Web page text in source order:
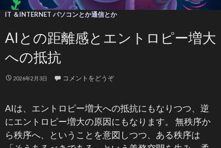
IT ＆INTERNET パソコンとか通信とか
AIとの距離感とエントロピー増大
への抵抗
2026年2月3日 コメントをどうぞ
AIは、エントロピー増大への抵抗にもなりつつ、逆
にエントロピー増大の原因にもなります。 無秩序か
ら秩序へ、ということを意図しつつ、ある秩序は